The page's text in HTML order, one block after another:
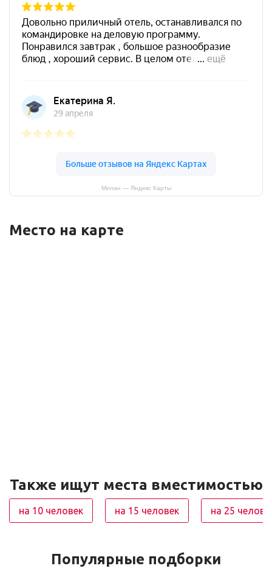
Милан — Яндекс Карты
Место на карте
Также ищут места вместимостью
на 10 человек на 15 человек на 25
Популярные подборки